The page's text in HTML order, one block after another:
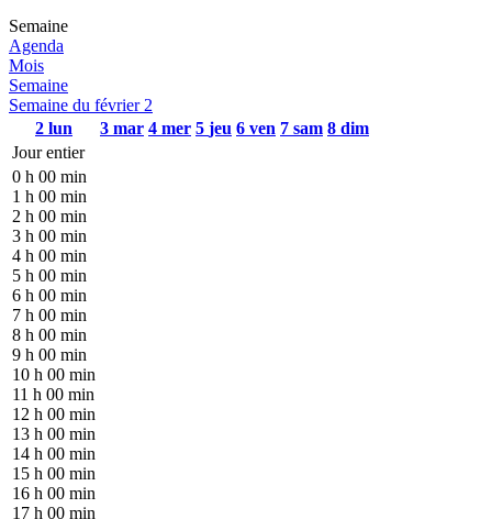
Semaine
Agenda
Mois
Semaine
Semaine du février 2
2 lun 3 mar 4 mer 5 jeu 6 ven 7 sam 8 dim
Jour entier
0 h 00 min
1 h 00 min
2 h 00 min
3 h 00 min
4 h 00 min
5 h 00 min
6 h 00 min
7 h 00 min
8 h 00 min
9 h 00 min
10 h 00 min
11 h 00 min
12 h 00 min
13 h 00 min
14 h 00 min
15 h 00 min
16 h 00 min
17 h 00 min